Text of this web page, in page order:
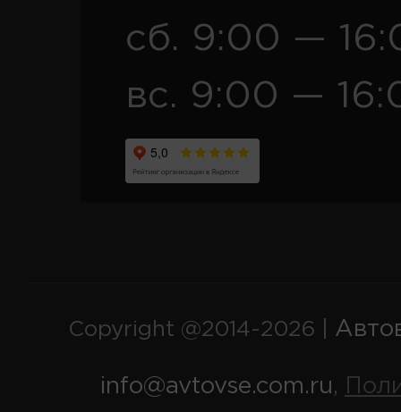
сб. 9:00 —
вс. 9:00 —
Copyright @2014-2026 |
info@avtovse.com.ru,